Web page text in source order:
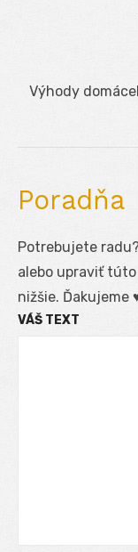
Next
Výhody
Poradňa
Potrebujete
alebo upraviť
nižšie. Ďakujeme
VÁŠ TEXT